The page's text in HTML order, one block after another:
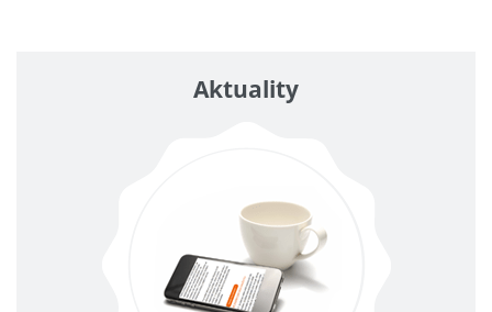
Aktuality